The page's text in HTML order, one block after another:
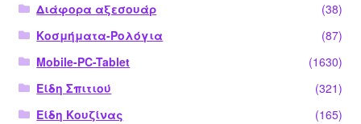
Διάφορα αξεσουάρ
(38)
Κοσμήματα-Ρολόγια
(87)
Mobile-PC-Tablet
(1630)
Είδη Σπιτιού
(321)
Είδη Κουζίνας
(165)